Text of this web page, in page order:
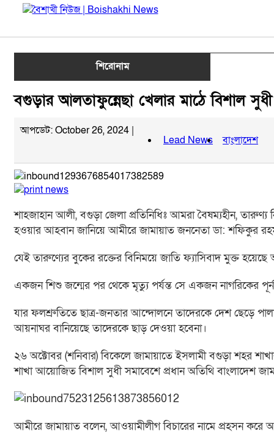
শিরোনাম
বগুড়ার আলতাফুন্নেছা খেলার মাঠে বিশাল
আপডেট: October 26, 2024 |
Lead News বাংলাদেশ
শাহজাহান আলী, বগুড়া জেলা প্রতিনিধিঃ আমরা বৈষম্যহীন,
হওয়ার আহবান জানিয়ে আমীরে জামায়াত জননেতা ডা: শফিকুর
যেই তারুণ্যের বুকের রক্তের বিনিময়ে জাতি ফ্যাসিবাদ মুক্ত
একজন শিশু জন্মের পর থেকে মৃত্যু পর্যন্ত সে একজন নাগরিকের
যার ফলশ্রুতিতে ছাত্র-জনতার আন্দোলনে তাদেরকে দেশ ছেড়ে
আয়নাঘর বানিয়েছে তাদেরকে ছাড় দেওয়া হবেনা।
২৬ অক্টোবর (শনিবার) বিকেলে জামায়াতে ইসলামী বগুড়া শহর
শাখা আয়োজিত বিশাল সুধী সমাবেশে প্রধান অতিথি বাংলাদেশ
আমীরে জামায়াত বলেন, আওয়ামীলীগ বিচারের নামে প্রহসন করে